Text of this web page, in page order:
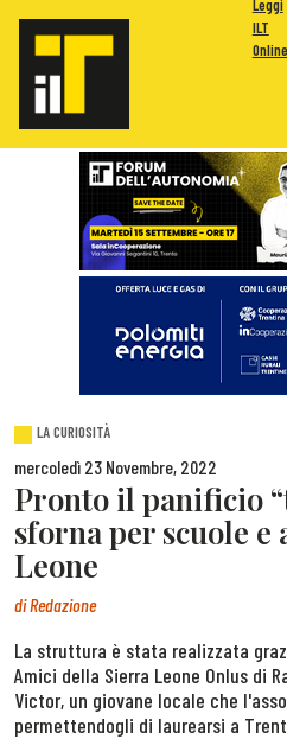
Leggi
ILT
Online
LA CURIOSITÀ
mercoledì 23 Novembre, 2022
Pronto il panificio
sforna per scuole
Leone
diRedazione
La struttura è stata realizzata
Amici della Sierra Leone Onlus di
Victor, un giovane locale che
permettendogli di laurearsi a